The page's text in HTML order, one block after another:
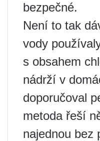
bezpečné.
Není to tak
vody
s obsahem
nádrží v
doporučoval
metoda řeší
najednou bez